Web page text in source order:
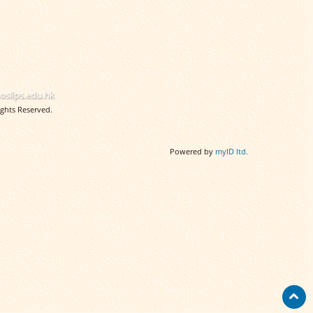
Reserved.
Powered by myID ltd.